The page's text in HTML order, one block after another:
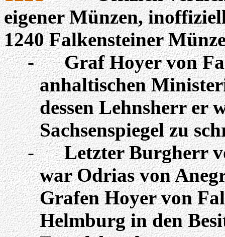
eigener Münzen,
1240 Falkensteiner
-
Graf Hoyer von
anhaltischen
dessen Lehnsherr er
Sachsenspiegel zu
-
Letzter Burgherr
warOdriasvon
Grafen Hoyer von
Helmburgin den